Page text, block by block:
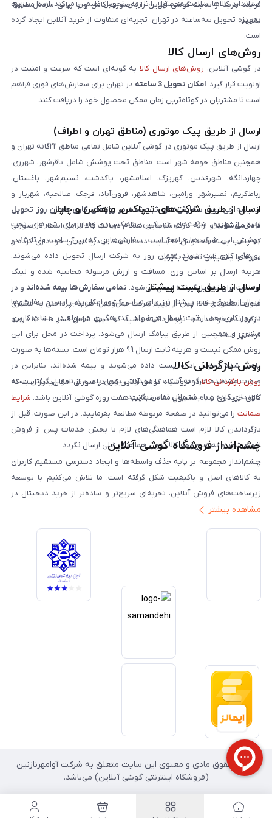
استاندارد کالاها، سلامت محصول را تا زمان تحویل تضمین می‌کند. ارسال سریع،
به‌ویژه تحویل سه‌ساعته در تهران، تجربه‌ای متفاوت از خرید آنلاین ایجاد کرده
است.
فرایند خرید از سایت گوشی آنلاین را به‌صورت کامل و با زبانی ساده مطالعه
نمایند.
روش‌های ارسال کالا
در گوشی آنلاین، روش‌های ارسال کالا به گونه‌ای است که سرعت و امنیت در
اولویت قرار گیرد. امکان تحویل 3 ساعته
در تهران برای سفارش‌های فوری فراهم
است تا مشتریان در کوتاه‌ترین زمان ممکن محصول خود را دریافت کنند.
ارسال از طریق پیک موتوری (مناطق تهران و اطراف)
ارسال از طریق پیک موتوری در گوشی آنلاین شامل تمامی مناطق ۲۲گانه تهران و
همچنین مناطق حومه شهر است. مناطق تحت پوشش شامل باقرشهر، شهرری،
چهاردانگه، شهرقدس، کهریزک، اسلامشهر، پاکدشت، نسیم‌شهر، باغستان،
رباط‌کریم، نصیرشهر، ورامین، شاهدشهر، فرون‌آباد، قرچک، صالحیه، شهریار و
اندیشه می‌شود. سفارش‌های ثبت‌شده در روزهای کاری همان روز تحویل
داده می‌شوندو ارائه کارت شناسایی هنگام دریافت کالا الزامی است. در صورتی
که پلمپ بسته مخدوش یا آسیب دیده باشد، از دریافت آن خودداری کرده و
سریعاً با پشتیبانی تماس بگیرید.
ارسال از طریق شرکت‌های تیپاکس، ماهکس و چاپار
ارسال از طریق شرکت‌های تیپاکس، ماهکس و چاپار برای شهرهای تحت
پوشش این شرکت‌ها فراهم است. سفارش‌هایی که بین ساعت ۱۰ تا ۱۵ در
روزهای کاری ثبت شوند، همان روز به شرکت ارسال تحویل داده می‌شوند.
هزینه ارسال بر اساس وزن، مسافت و ارزش مرسوله محاسبه شده و لینک
پرداخت برای تحویل‌گیرنده ارسال می‌شود. تمامی سفارش‌ها بیمه شده‌اند و در
صورت مفقودی کالا، پس از تایید شرکت حمل‌ونقل، هزینه پرداختی به مشتری
بازگردانده خواهد شد. توجه داشته باشید که بیمه شامل کسر ۱۰ تا ۱۵ درصد
فرانشیز است.
ارسال از طریق پست پیشتاز
ارسال از طریق پست پیشتاز نیز برای سراسر کشور امکان‌پذیر است و سفارش‌ها
در روز کاری بعد از ثبت، ارسال می‌شوند. کد رهگیری مرسوله در حساب کاربری
مشتری و همچنین از طریق پیامک ارسال می‌شود. پرداخت در محل برای این
روش ممکن نیست و هزینه ثابت ارسال ۹۹ هزار تومان است. بسته‌ها به صورت
پلمپ شده تحویل اداره پست داده می‌شوند و بیمه شده‌اند، بنابراین در
صورت مشاهده هرگونه آسیب یا مخدوش بودن پلمپ، از تحویل گرفتن بسته
خودداری کرده و با پشتیبانی تماس بگیرید.
روش بازگردانی کالا
روش بازگردانی کالادر فروشگاه گوشی آنلاین تنها در صورتی امکان‌پذیر است که
کالای خریداری شده مشمول مفاد ضمانت هفت روزه گوشی آنلاین باشد. شرایط
ضمانت را می‌توانید در صفحه مربوطه مطالعه بفرمایید. در این صورت، قبل از
بازگرداندن کالا لازم است هماهنگی‌های لازم با بخش خدمات پس از فروش
انجام شود و به هیچ‌وجه کالا بدون هماهنگی قبلی ارسال نگردد.
چشم‌انداز فروشگاه گوشی آنلاین
چشم‌انداز مجموعه بر پایه حذف واسطه‌ها و ایجاد دسترسی مستقیم کاربران
به کالاهای اصل و باکیفیت شکل گرفته است. ما تلاش می‌کنیم با توسعه
زیرساخت‌های فروش آنلاین، تجربه‌ای سریع‌تر و ساده‌تر از خرید دیجیتال در
ایران ارائه دهیم. تبدیل‌شدن به مرجعی قابل اعتماد برای خرید کالای دیجیتال،
خدمات و به‌روزرسانی مداوم محصولات، مسیر ما را روشن‌تر می‌کند. ما باور
داریم آینده بازار دیجیتال متعلق به کسب‌وکارهایی است که صداقت و شفافیت
را در اولویت قرار می‌دهند. گوشی آنلاین با تکیه بر تجربه و تخصص، با قدرت به
سمت تحقق این چشم‌انداز حرکت می‌کند.
مشاهده بیشتر
تمامی حقوق مادی و معنوی این سایت متعلق به شرکت آوامهرنازنین
(فروشگاه اینترنتی گوشی آنلاین) می‌باشد.